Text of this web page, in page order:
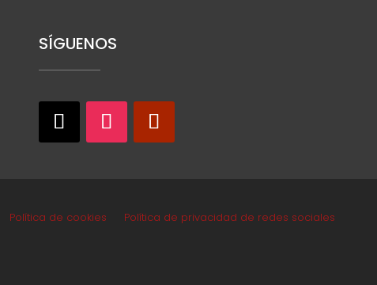
SÍGUENOS
Política de cookies Política de privacidad de redes sociales